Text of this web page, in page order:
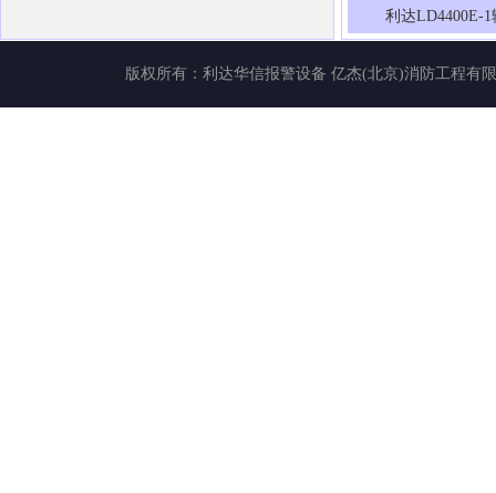
利达LD4400E-
版权所有： 利达华信报警设备 亿杰(北京)消防工程有